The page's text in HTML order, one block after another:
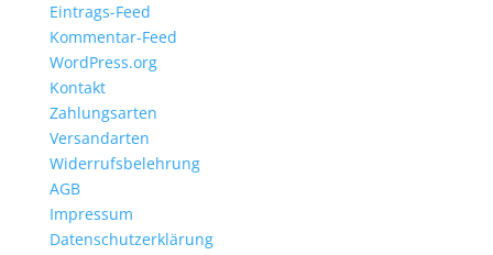
Eintrags-Feed
Kommentar-Feed
WordPress.org
Kontakt
Zahlungsarten
Versandarten
Widerrufsbelehrung
AGB
Impressum
Datenschutzerklärung